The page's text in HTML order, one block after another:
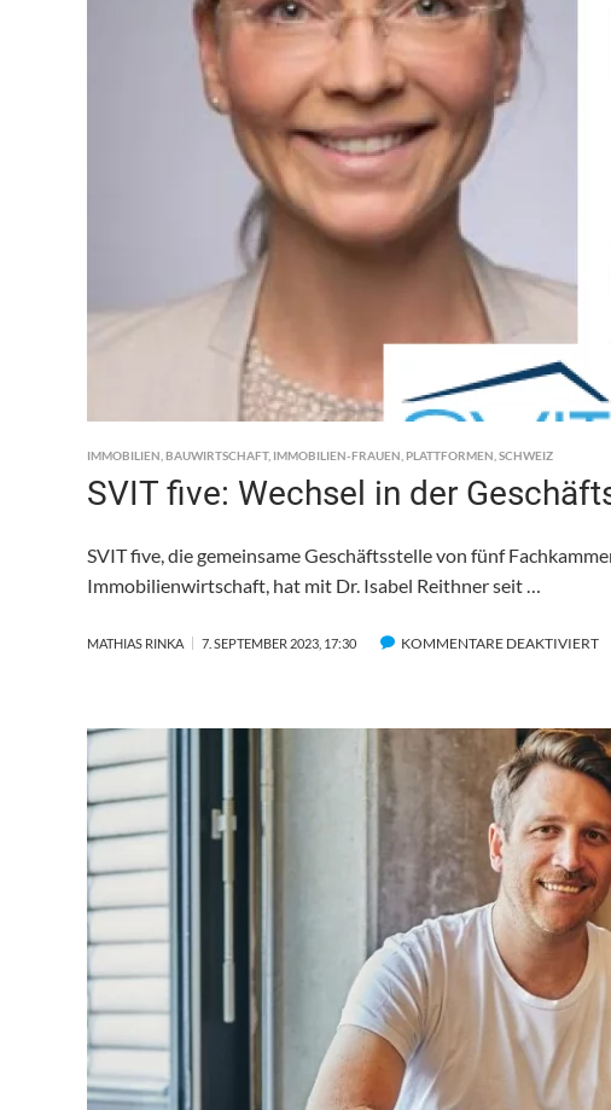
IMMOBILIEN BAUWIRTSCHAFT, IMMOBILIEN-FRAUEN PLATTFORMEN SCHWEIZ
SVIT five: Wechsel in der
SVIT five, die gemeinsame Geschäftsstelle von fünf
Immobilienwirtschaft, hat mit Dr. Isabel Reithner seit …
MATHIAS RINKA 7. SEPTEMBER 2023, 17:30 KOMMENTARE DEAKTIVIERT